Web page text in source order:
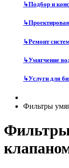
↳Подбор и
↳
↳Ремонт
↳Умягчение
↳Услуги для
Фильтры